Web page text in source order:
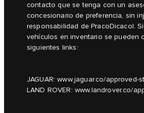
contacto que se tenga con un
concesionario de preferencia, sin
responsabilidad de PracoDicacol.
vehículos en inventario se pueden
siguientes links:
JAGUAR:www.jaguar.co/approved-
LAND ROVER: www.landrover.co/